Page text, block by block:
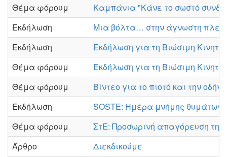
Θέμα φόρουμ
Καμπάνια "Κάνε το σωστό
Εκδήλωση
Μια βόλτα… στην άγνωστη
Εκδήλωση
Εκδήλωση για τη Βιώσιμη
Θέμα φόρουμ
Εκδήλωση για τη Βιώσιμη
Θέμα φόρουμ
Βίντεο για το πιοτό και την
Εκδήλωση
SOSTE: Ημέρα μνήμης θυμάτων
Θέμα φόρουμ
ΣτΕ: Προσωρινή απαγόρευση
Άρθρο
Διεκδικούμε